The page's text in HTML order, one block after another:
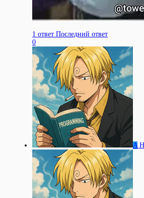
1 ответ Последний ответ
0
A